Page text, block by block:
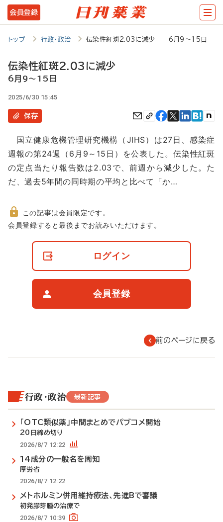
メ
イ
ツ
移
動
会員登録
トップ 行政・政治 伝染性紅斑2.03に減少 6月9～15日
伝染性紅斑2.03に減少
6月9～15日
2025/6/30 15:45
保存
国立健康危機管理研究機構（JIHS）は27日、感染症
週報の第24週（6月9～15日）を公表した。伝染性紅斑
の定点当たり報告数は2.03で、前週から減少した。た
だ、過去5年間の同時期の平均と比べて「か…
非
この記事は会員限定です。
会員登録すると最後までお読みいただけます。
ログイン
会員登録
前のページに戻る
行政・政治 最新記事
「OTC類似薬」中間まとめでパブコメ開始
20日締め切り
2026/8/7 12:22
14成分の一般名を周知
厚労省
2026/8/7 12:22
メトホルミン併用維持療法、先進Bで審議
初発膠芽腫の治療で
2026/8/7 10:39